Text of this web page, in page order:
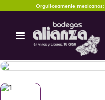
Orgullosamente